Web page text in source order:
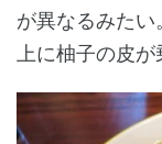
が異なるみた
上に柚子の皮